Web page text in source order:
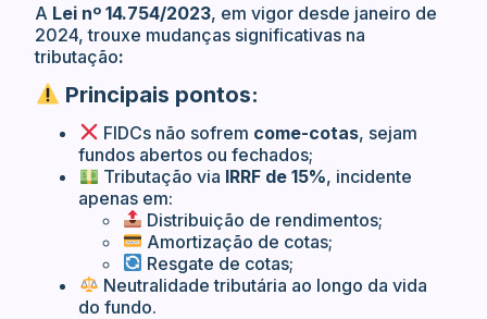
A Lei nº 14.754/2023, em vigor desde janeiro de
2024, trouxe mudanças significativas na
tributação:
Principais pontos:
FIDCs não sofrem come-cotas, sejam
fundos abertos ou fechados;
Tributação via IRRF de 15%, incidente
apenas em:
Distribuição de rendimentos;
Amortização de cotas;
Resgate de cotas;
Neutralidade tributária ao longo da vida
do fundo.